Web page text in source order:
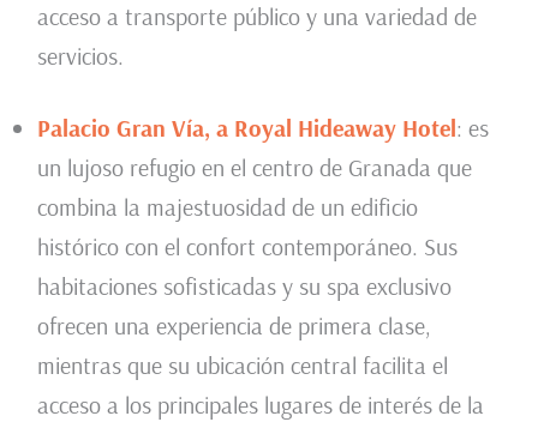
acceso a transporte público y una variedad de
servicios.
Palacio Gran Vía, a Royal Hideaway Hotel: es
un lujoso refugio en el centro de Granada que
combina la majestuosidad de un edificio
histórico con el confort contemporáneo. Sus
habitaciones sofisticadas y su spa exclusivo
ofrecen una experiencia de primera clase,
mientras que su ubicación central facilita el
acceso a los principales lugares de interés de la